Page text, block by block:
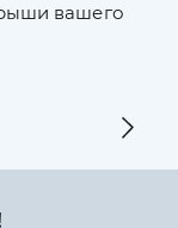
вашего